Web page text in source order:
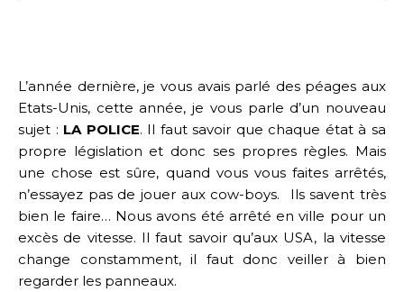
L’année dernière, je vous avais parlé des péages aux
Etats-Unis, cette année, je vous parle d’un nouveau
sujet : LA POLICE. Il faut savoir que chaque état à sa
propre législation et donc ses propres règles. Mais
une chose est sûre, quand vous vous faites arrêtés,
n’essayez pas de jouer aux cow-boys. Ils savent très
bien le faire… Nous avons été arrêté en ville pour un
excès de vitesse. Il faut savoir qu’aux USA, la vitesse
change constamment, il faut donc veiller à bien
regarder les panneaux.